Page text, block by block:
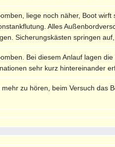
liege noch näher, Boot
Alles
Sicherungskästen springen
Bei diesem Anlauf lagen
sehr kurz hintereinander
zu hören, beim Versuch das